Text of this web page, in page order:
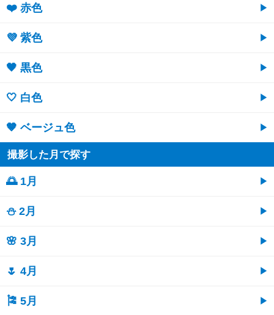
❤️ 赤色
💜 紫色
🖤 黒色
🤍 白色
🤎 ベージュ色
撮影した月で探す
🌅 1月
⛄ 2月
🌸 3月
🌷 4月
🎏 5月